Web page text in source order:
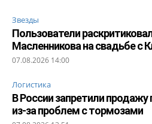
Звезды
Пользователи
Масленникова на свадьбе с
07.08.2026 14:00
Логистика
В России запретили продажу
из-за проблем с тормозами